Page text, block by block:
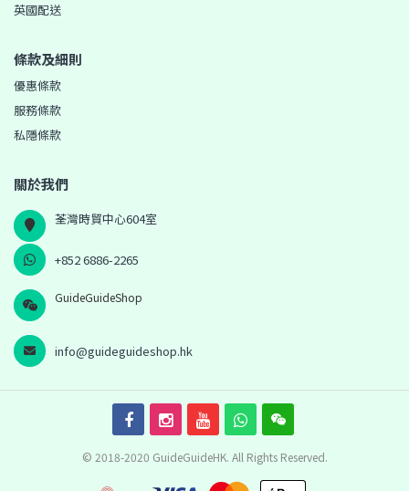
英國配送
條款及細則
優惠條款
服務條款
私隱條款
關於我們
荃灣時貿中心604室
+852 6886-2265
GuideGuideShop
info@guideguideshop.hk
© 2018-2020 GuideGuideHK. All Rights Reserved.